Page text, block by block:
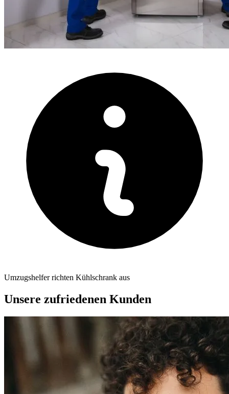
Umzugshelfer richten Kühlschrank aus
Unsere zufriedenen Kunden